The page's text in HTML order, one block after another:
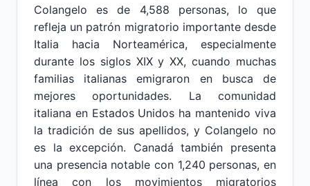
Colangelo es de 4,588 personas, lo que
refleja un patrón migratorio importante desde
Italia hacia Norteamérica, especialmente
durante los siglos XIX y XX, cuando muchas
familias italianas emigraron en busca de
mejores oportunidades. La comunidad
italiana en Estados Unidos ha mantenido viva
la tradición de sus apellidos, y Colangelo no
es la excepción. Canadá también presenta
una presencia notable con 1,240 personas, en
línea con los movimientos migratorios